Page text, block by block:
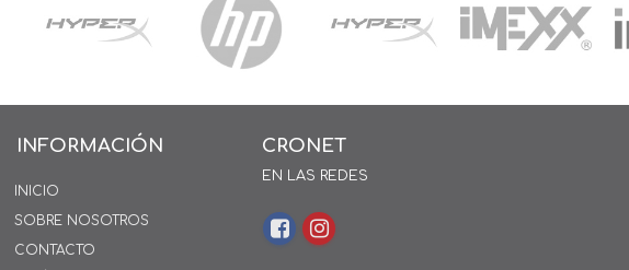
INFORMACIÓN
INICIO
SOBRE NOSOTROS
CONTACTO
CRONET
EN LAS REDES